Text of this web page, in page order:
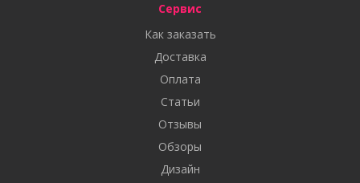
Сервис
Как заказать
Доставка
Оплата
Статьи
Отзывы
Обзоры
Дизайн